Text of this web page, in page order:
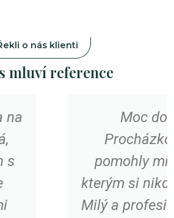
o nás klienti
mluví reference
paní
i její dceru,
mi s problémem, se
jiný nevěděl rady.
přístup, vždy